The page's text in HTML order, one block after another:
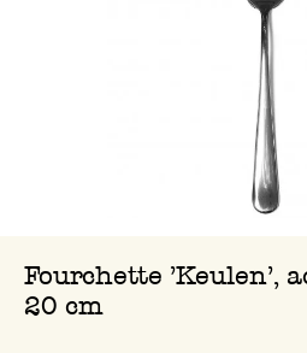
Fourchette 'Keulen',
20 cm